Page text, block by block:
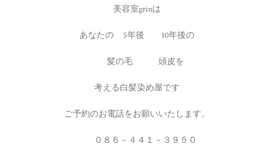
美容室grinは
あなたの 5年後 10年後の
髪の毛 頭皮を
考える白髪染め屋です
ご予約のお電話をお願いいたします。
０８６－４４１－３９５０